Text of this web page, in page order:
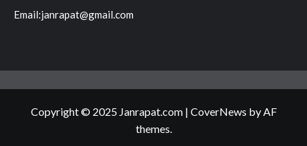
Email:janrapat@gmail.com
Copyright © 2025 Janrapat.com | CoverNews by AF
themes.